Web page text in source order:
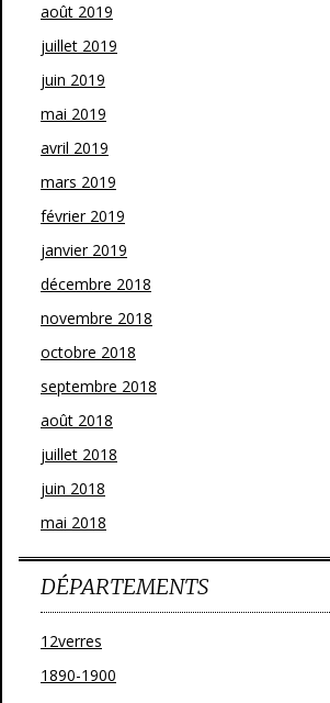
août 2019
juillet 2019
juin 2019
mai 2019
avril 2019
mars 2019
février 2019
janvier 2019
décembre 2018
novembre 2018
octobre 2018
septembre 2018
août 2018
juillet 2018
juin 2018
mai 2018
DÉPARTEMENTS
12verres
1890-1900